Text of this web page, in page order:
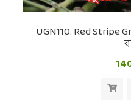
UGN110. Red Stripe